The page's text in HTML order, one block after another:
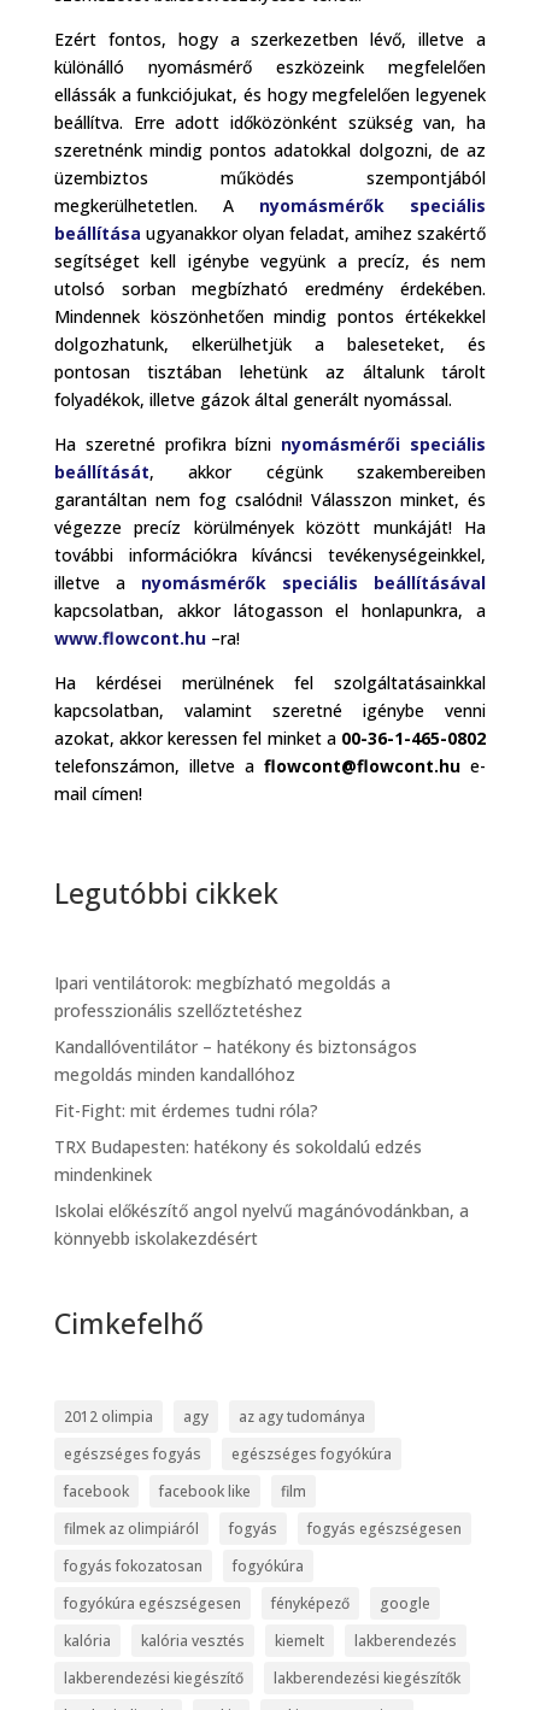
Ezért fontos, hogy a szerkezetben lévő, illetve a
különálló nyomásmérő eszközeink megfelelően
ellássák a funkciójukat, és hogy megfelelően legyenek
beállítva. Erre adott időközönként szükség van, ha
szeretnénk mindig pontos adatokkal dolgozni, de az
üzembiztos működés szempontjából
megkerülhetetlen. A nyomásmérők speciális
beállítása ugyanakkor olyan feladat, amihez szakértő
segítséget kell igénybe vegyünk a precíz, és nem
utolsó sorban megbízható eredmény érdekében.
Mindennek köszönhetően mindig pontos értékekkel
dolgozhatunk, elkerülhetjük a baleseteket, és
pontosan tisztában lehetünk az általunk tárolt
folyadékok, illetve gázok által generált nyomással.
Ha szeretné profikra bízni nyomásmérői speciális
beállítását, akkor cégünk szakembereiben
garantáltan nem fog csalódni! Válasszon minket, és
végezze precíz körülmények között munkáját! Ha
további információkra kíváncsi tevékenységeinkkel,
illetve a nyomásmérők speciális beállításával
kapcsolatban, akkor látogasson el honlapunkra, a
www.flowcont.hu–ra!
Ha kérdései merülnének fel szolgáltatásainkkal
kapcsolatban, valamint szeretné igénybe venni
azokat, akkor keressen fel minket a 00-36-1-465-0802
telefonszámon, illetve aflowcont@flowcont.hu e-
mail címen!
Legutóbbi cikkek
Ipari ventilátorok: megbízható megoldás a
professzionális szellőztetéshez
Kandallóventilátor – hatékony és biztonságos
megoldás minden kandallóhoz
Fit-Fight: mit érdemes tudni róla?
TRX Budapesten: hatékony és sokoldalú edzés
mindenkinek
Iskolai előkészítő angol nyelvű magánóvodánkban, a
könnyebb iskolakezdésért
Cimkefelhő
2012 olimpia agy
az agy tudománya
egészséges fogyás
egészséges fogyókúra
facebook
facebook like
film
filmek az olimpiáról
fogyás
fogyás egészségesen
fogyás fokozatosan
fogyókúra
fogyókúra egészségesen
fényképező
google
kalória
kalória vesztés kiemelt
lakberendezés
lakberendezési kiegészítő
lakberendezési kiegészítők